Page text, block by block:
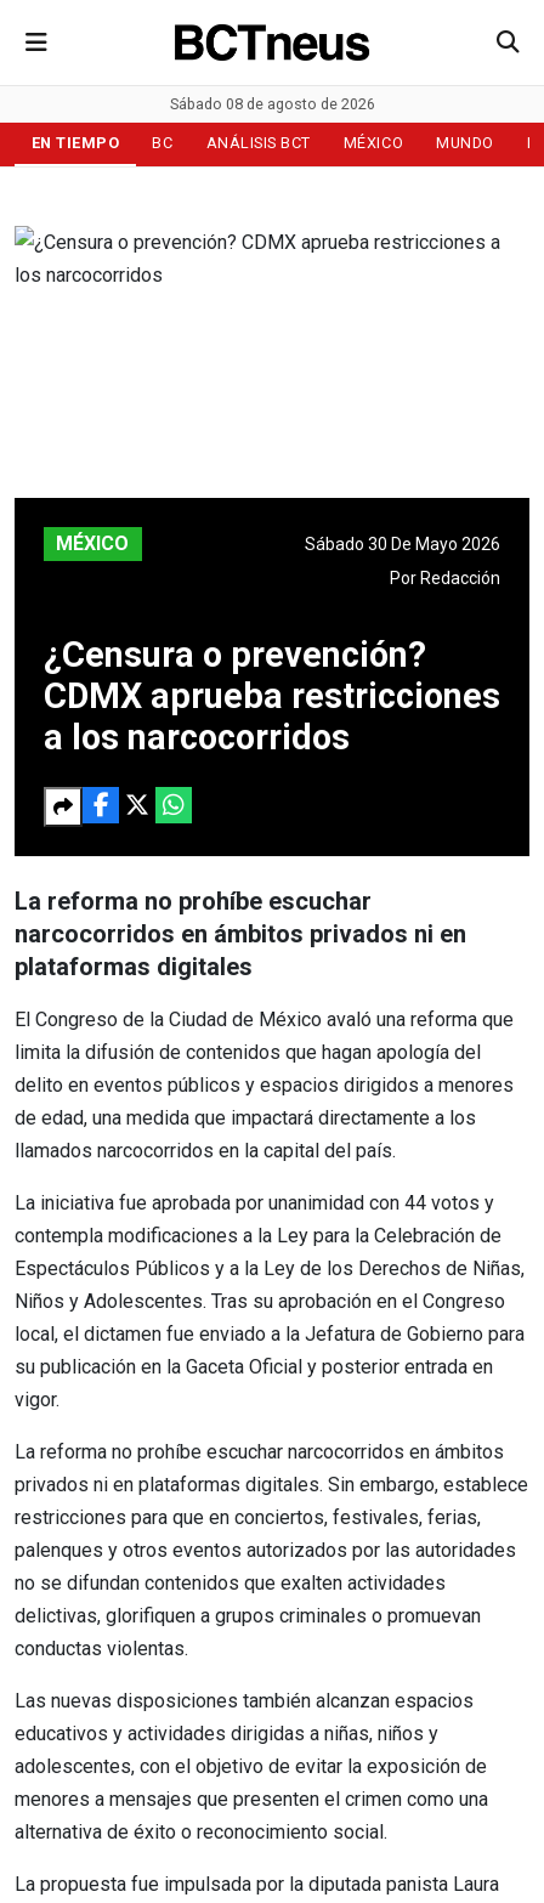
Sábado 08 de agosto de 2026
EN TIEMPO BC ANÁLISIS BCT MÉXICO MUNDO
MÉXICO
Sábado 30 De Mayo 2026
Por Redacción
¿Censura o prevención?
CDMX aprueba restricciones
a los narcocorridos
La reforma no prohíbe escuchar
narcocorridos en ámbitos privados ni en
plataformas digitales
El Congreso de la Ciudad de México avaló una reforma que
limita la difusión de contenidos que hagan apología del
delito en eventos públicos y espacios dirigidos a menores
de edad, una medida que impactará directamente a los
llamados narcocorridos en la capital del país.
La iniciativa fue aprobada por unanimidad con 44 votos y
contempla modificaciones a la Ley para la Celebración de
Espectáculos Públicos y a la Ley de los Derechos de Niñas,
Niños y Adolescentes. Tras su aprobación en el Congreso
local, el dictamen fue enviado a la Jefatura de Gobierno para
su publicación en la Gaceta Oficial y posterior entrada en
vigor.
La reforma no prohíbe escuchar narcocorridos en ámbitos
privados ni en plataformas digitales. Sin embargo, establece
restricciones para que en conciertos, festivales, ferias,
palenques y otros eventos autorizados por las autoridades
no se difundan contenidos que exalten actividades
delictivas, glorifiquen a grupos criminales o promuevan
conductas violentas.
Las nuevas disposiciones también alcanzan espacios
educativos y actividades dirigidas a niñas, niños y
adolescentes, con el objetivo de evitar la exposición de
menores a mensajes que presenten el crimen como una
alternativa de éxito o reconocimiento social.
La propuesta fue impulsada por la diputada panista Laura